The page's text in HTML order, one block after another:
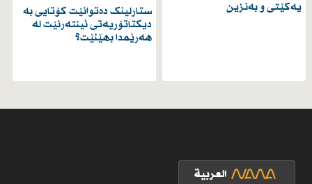
یەكێتی و بەنزین
ستارلینک دەتوانێت کۆتایی بە
دیکتاتۆریەتی ئینتەرنێت لە
هەرێمدا بهێنێت؟